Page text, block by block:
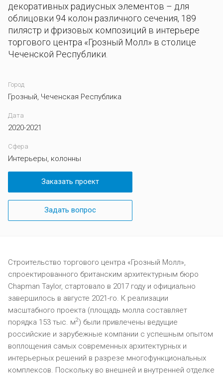
декоративных радиусных элементов – для
облицовки 94 колон различного сечения, 189
пилястр и фризовых композиций в интерьере
торгового центра «Грозный Молл» в столице
Чеченской Республики.
Город
Грозный, Чеченская Республика
Дата
2020-2021
Сфера
Интерьеры, колонны
Заказать проект
Задать вопрос
Строительство торгового центра «Грозный Молл»,
спроектированного британским архитектурным бюро
Chapman Taylor, стартовало в 2017 году и официально
завершилось в августе 2021-го. К реализации
масштабного проекта (площадь молла составляет
порядка 153 тыс. м2) были привлечены ведущие
российские и зарубежные компании с успешным опытом
воплощения самых современных архитектурных и
интерьерных решений в разрезе многофункциональных
комплексов. Поскольку во внешней и внутренней отделке